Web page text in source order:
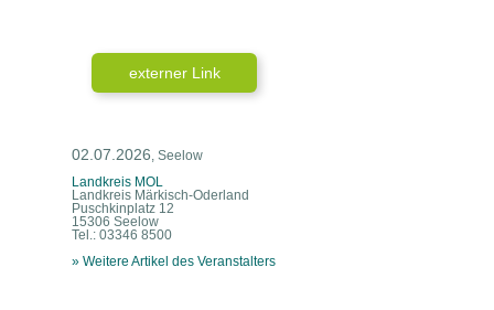
externer Link
02.07.2026, Seelow
Landkreis MOL
Landkreis Märkisch-Oderland
Puschkinplatz 12
15306 Seelow
Tel.: 03346 8500
» Weitere Artikel des Veranstalters